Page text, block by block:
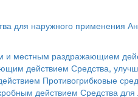
для наружного применения
и местным раздражающием
действием Средства,
Противогрибковые
действием Средства для